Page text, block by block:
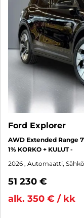
Ford Explorer
AWD Extended Range
1% KORKO + KULUT -
2026 , Automaatti,
51 230 €
alk. 350 € / kk